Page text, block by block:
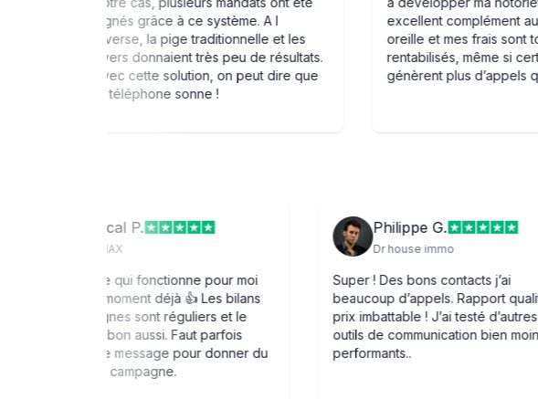
signés grâce à ce système. A l
inverse, la pige traditionnelle et les
flyers donnaient très peu de résultats.
Avec cette solution, on peut dire que
le téléphone sonne !
excellent complément au bouche
oreille et mes frais sont toujours
rentabilisés, même si certains mois
génèrent plus d’appels que
Pascal P.
Un système qui fonctionne pour moi
depuis un moment déjà 👍 Les bilans
de campagnes sont réguliers et le
relationnel bon aussi. Faut parfois
changer de message pour donner du
punch à sa campagne.
Philippe G.
Dr house immo
Super ! Des bons
beaucoup d’appels.
prix imbattable ! J’ai testé
outils de communication
performants..